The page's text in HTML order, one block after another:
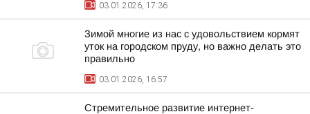
03.01.2026, 17:36
Зимой многие из нас с удовольствием кормят
уток на городском пруду, но важно делать это
правильно
03.01.2026, 16:57
Стремительное развитие интернет-